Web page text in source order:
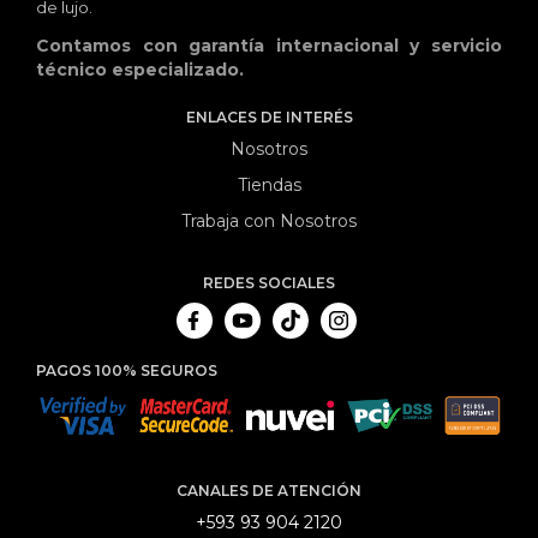
de lujo.
Contamos con garantía internacional y servicio
técnico especializado.
ENLACES DE INTERÉS
Nosotros
Tiendas
Trabaja con Nosotros
REDES SOCIALES
PAGOS 100% SEGUROS
CANALES DE ATENCIÓN
+593 93 904 2120